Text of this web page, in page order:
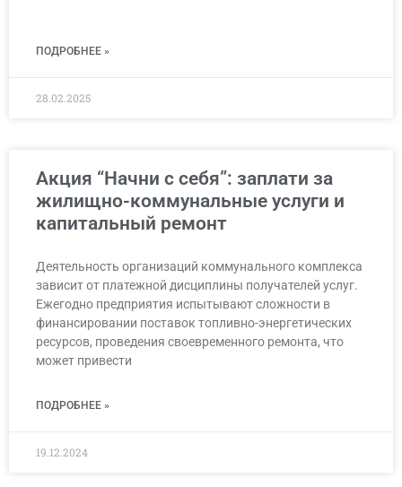
ПОДРОБНЕЕ »
28.02.2025
Акция “Начни с себя”: заплати за
жилищно-коммунальные услуги и
капитальный ремонт
Деятельность организаций коммунального комплекса
зависит от платежной дисциплины получателей услуг.
Ежегодно предприятия испытывают сложности в
финансировании поставок топливно-энергетических
ресурсов, проведения своевременного ремонта, что
может привести
ПОДРОБНЕЕ »
19.12.2024